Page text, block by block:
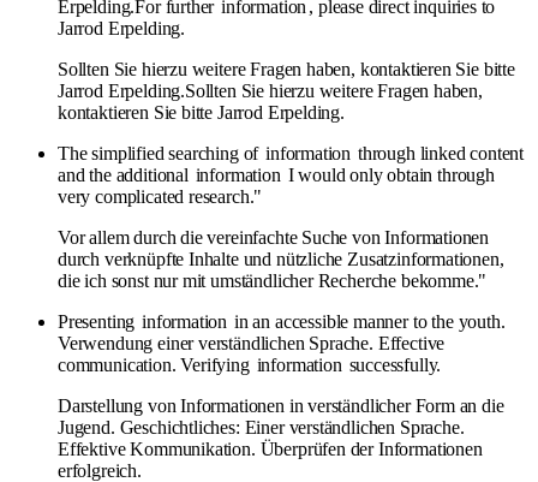
Erpelding.For further information , please direct inquiries to
Jarrod Erpelding.
Sollten Sie hierzu weitere Fragen haben, kontaktieren Sie bitte
Jarrod Erpelding.Sollten Sie hierzu weitere Fragen haben,
kontaktieren Sie bitte Jarrod Erpelding.
The simplified searching of information through linked content
and the additional information I would only obtain through
very complicated research."
Vor allem durch die vereinfachte Suche von Informationen
durch verknüpfte Inhalte und nützliche Zusatzinformationen,
die ich sonst nur mit umständlicher Recherche bekomme."
Presenting information in an accessible manner to the youth.
Verwendung einer verständlichen Sprache. Effective
communication. Verifying information successfully.
Darstellung von Informationen in verständlicher Form an die
Jugend. Geschichtliches: Einer verständlichen Sprache.
Effektive Kommunikation. Überprüfen der Informationen
erfolgreich.